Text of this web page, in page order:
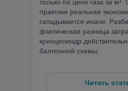
только по цене газа за м³.
практике реальная
складывается иначе.
фактическая разница
криоцилиндр
баллонной схемы.
Читать